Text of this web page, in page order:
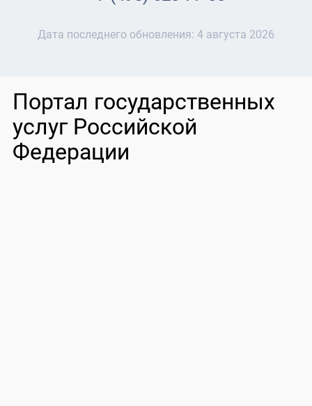
Дата последнего обновления: 4 августа 2026
Портал государственных
услуг Российской
Федерации